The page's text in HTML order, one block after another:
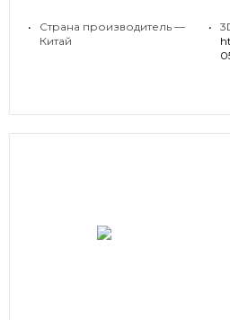
из рук гантели.
•
Страна производитель —
Китай
•